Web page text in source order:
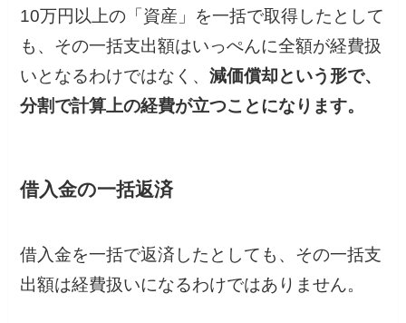
10万円以上の「資産」を一括で取得したとして
も、その一括支出額はいっぺんに全額が経費扱
いとなるわけではなく、減価償却という形で、
分割で計算上の経費が立つことになります。
借入金の一括返済
借入金を一括で返済したとしても、その一括支
出額は経費扱いになるわけではありません。